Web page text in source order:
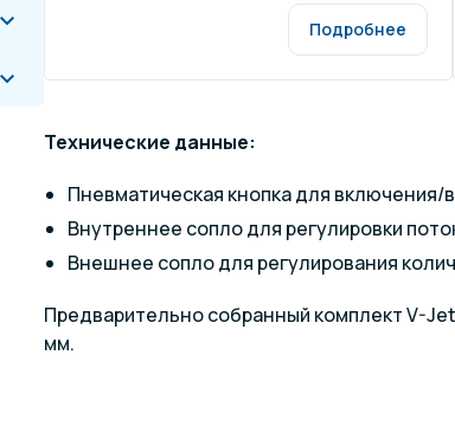
Подробнее
Технические данные:
Пневматическая кнопка для включения/
Внутреннее сопло для регулировки
Внешнее сопло для регулирования
Предварительно собранный комплект V-
мм.